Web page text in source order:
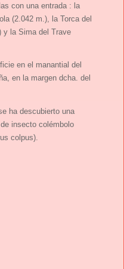
con una entrada : la
(2.042 m.), la Torca del
y la Sima del Trave
en el manantial del
en la margen dcha. del
ha descubierto una
insecto colémbolo
colpus).